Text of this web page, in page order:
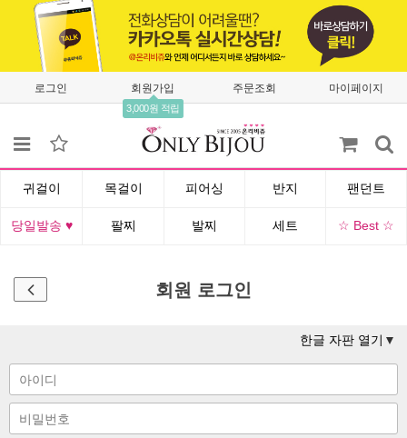
로그인 회원가입
3,000원 적립
주문조회 마이페이지
귀걸이 목걸이 피어싱 반지 팬던트
당일발송 ♥ 팔찌 발찌 세트 ☆ Best ☆
회원 로그인
한글 자판 열기